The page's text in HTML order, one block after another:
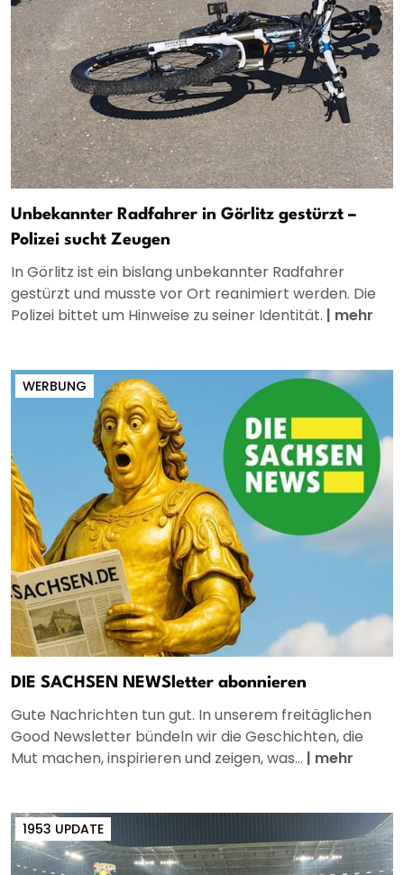
Unbekannter Radfahrer in Görlitz gestürzt –
Polizei sucht Zeugen
In Görlitz ist ein bislang unbekannter Radfahrer
gestürzt und musste vor Ort reanimiert werden. Die
Polizei bittet um Hinweise zu seiner Identität. | mehr
WERBUNG
DIE SACHSEN NEWSletter abonnieren
Gute Nachrichten tun gut. In unserem freitäglichen
Good Newsletter bündeln wir die Geschichten, die
Mut machen, inspirieren und zeigen, was... | mehr
1953 UPDATE